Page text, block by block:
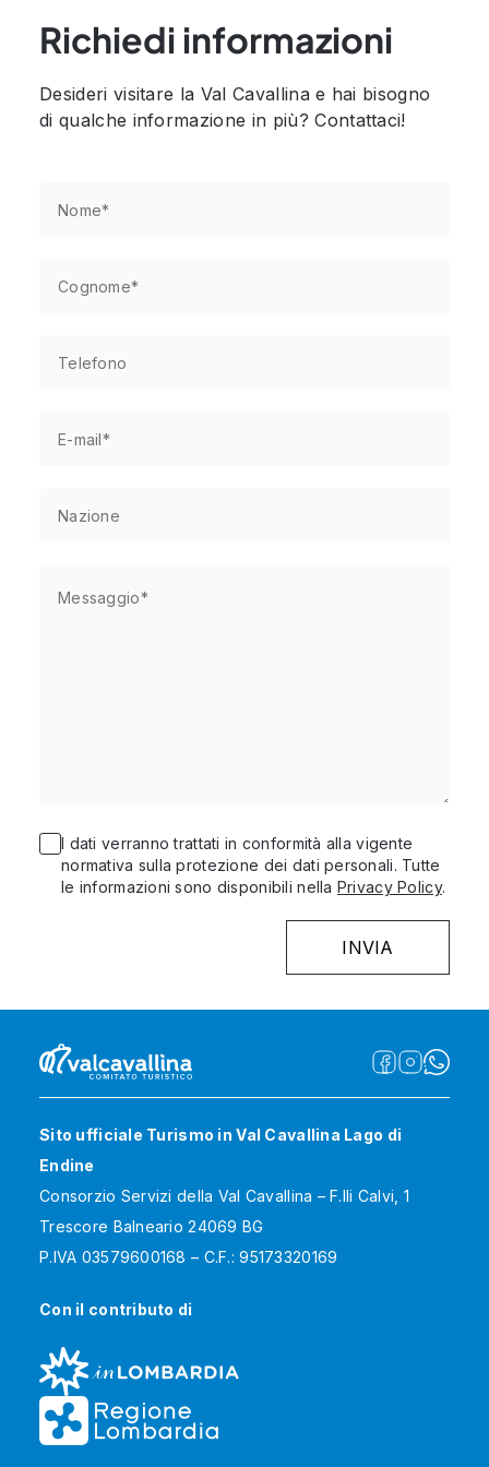
Richiedi informazioni
Desideri visitare la Val Cavallina e hai bisogno
di qualche informazione in più? Contattaci!
I dati verranno trattati in conformità alla vigente
normativa sulla protezione dei dati personali. Tutte
le informazioni sono disponibili nella Privacy Policy.
Sito ufficiale Turismo in Val Cavallina Lago di
Endine
Consorzio Servizi della Val Cavallina – F.lli Calvi, 1
Trescore Balneario 24069 BG
P.IVA 03579600168 – C.F.: 95173320169
Con il contributo di